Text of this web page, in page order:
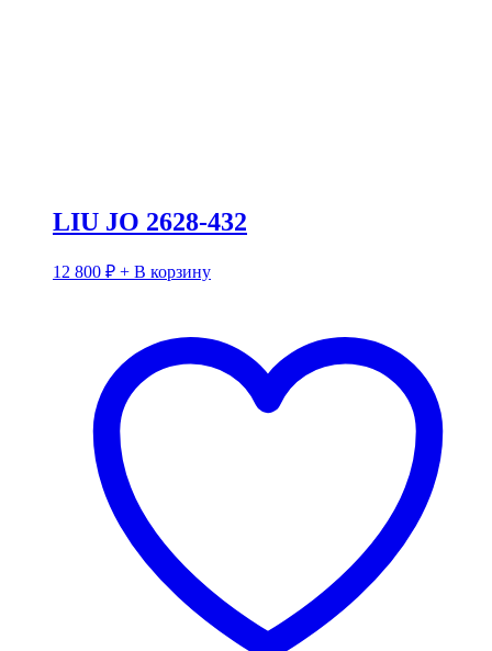
LIU JO 2628-432
12 800 ₽ + В корзину